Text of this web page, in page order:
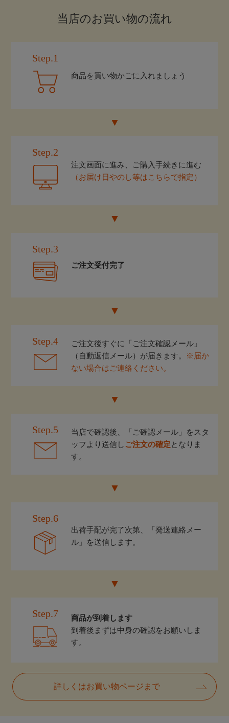
当店のお買い物の流れ
Step.1
商品を買い物かごに入れましょう
Step.2
注文画面に進み、ご購入手続きに進む
（お届け日やのし等はこちらで指定）
Step.3
ご注文受付完了
Step.4
ご注文後すぐに「ご注文確認メール」
（自動返信メール）が届きます。
※届か
ない場合はご連絡ください。
Step.5
当店で確認後、「ご確認メール」をスタ
ッフより送信し ご注文の確定となりま
す。
Step.6
出荷手配が完了次第、「発送連絡メー
ル」を送信します。
Step.7
商品が到着します
到着後まずは中身の確認をお願いしま
す。
詳しくはお買い物ページまで